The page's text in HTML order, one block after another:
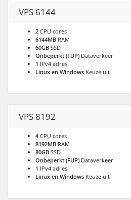
VPS 6144
2 CPU cores
6144MB RAM
60GB SSD
Onbeperkt (FUP) Dataverkeer
1 IPv4 adres
Linux en Windows Keuze uit
VPS 8192
4 CPU cores
8192MB RAM
80GB SSD
Onbeperkt (FUP) Dataverkeer
1 IPv4 adres
Linux en Windows Keuze uit